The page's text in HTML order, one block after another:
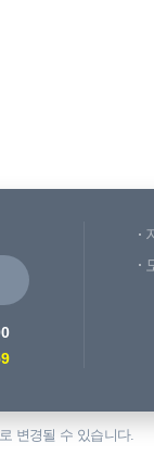
변경될 수 있습니다.